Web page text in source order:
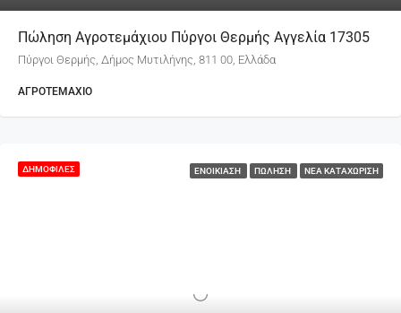
Πώληση Αγροτεμάχιου Πύργοι Θερμής Αγγελία 17305
Πύργοι Θερμής, Δήμος Μυτιλήνης, 811 00, Ελλάδα
ΑΓΡΟΤΕΜΆΧΙΟ
ΔΗΜΟΦΙΛΈΣ ΕΝΟΙΚΊΑΣΗ ΠΏΛΗΣΗ ΝΈΑ ΚΑΤΑΧΏΡΙΣΗ